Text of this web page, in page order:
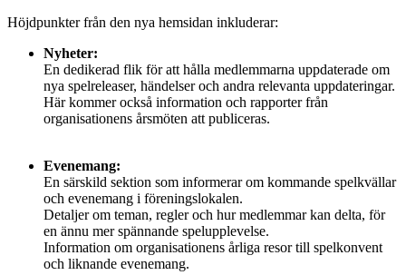
Höjdpunkter från den nya hemsidan inkluderar:
Nyheter:
En dedikerad flik för att hålla medlemmarna uppdaterade om
nya spelreleaser, händelser och andra relevanta uppdateringar.
Här kommer också information och rapporter från
organisationens årsmöten att publiceras.
Evenemang:
En särskild sektion som informerar om kommande spelkvällar
och evenemang i föreningslokalen.
Detaljer om teman, regler och hur medlemmar kan delta, för
en ännu mer spännande spelupplevelse.
Information om organisationens årliga resor till spelkonvent
och liknande evenemang.